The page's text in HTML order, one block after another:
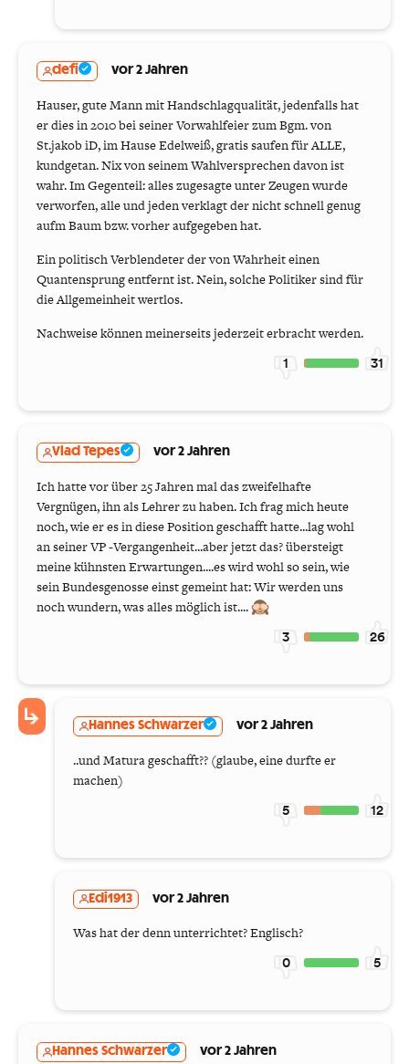
defi vor 2 Jahren
Hauser, gute Mann mit Handschlagqualität, jedenfalls hat
er dies in 2010 bei seiner Vorwahlfeier zum Bgm. von
St.jakob iD, im Hause Edelweiß, gratis saufen für ALLE,
kundgetan. Nix von seinem Wahlversprechen davon ist
wahr. Im Gegenteil: alles zugesagte unter Zeugen wurde
verworfen, alle und jeden verklagt der nicht schnell genug
aufm Baum bzw. vorher aufgegeben hat.
Ein politisch Verblendeter der von Wahrheit einen
Quantensprung entfernt ist. Nein, solche Politiker sind für
die Allgemeinheit wertlos.
Nachweise können meinerseits jederzeit erbracht werden.
1 31
Vlad Tepes vor 2 Jahren
Ich hatte vor über 25 Jahren mal das zweifelhafte
Vergnügen, ihn als Lehrer zu haben. Ich frag mich heute
noch, wie er es in diese Position geschafft hatte...lag wohl
an seiner VP -Vergangenheit...aber jetzt das? übersteigt
meine kühnsten Erwartungen....es wird wohl so sein, wie
sein Bundesgenosse einst gemeint hat: Wir werden uns
noch wundern, was alles möglich ist....
3 26
Hannes Schwarzer vor 2 Jahren
..und Matura geschafft?? (glaube, eine durfte er
machen)
5 12
Edi1913 vor 2 Jahren
Was hat der denn unterrichtet? Englisch?
0 5
Hannes Schwarzer vor 2 Jahren